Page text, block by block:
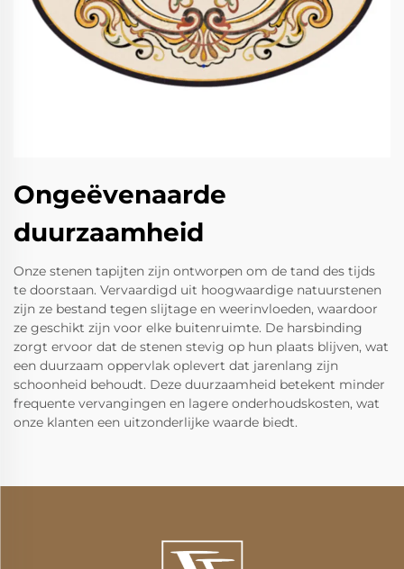
Ongeëvenaarde
duurzaamheid
Onze stenen tapijten zijn ontworpen om de tand des tijds
te doorstaan. Vervaardigd uit hoogwaardige natuurstenen
zijn ze bestand tegen slijtage en weerinvloeden, waardoor
ze geschikt zijn voor elke buitenruimte. De harsbinding
zorgt ervoor dat de stenen stevig op hun plaats blijven, wat
een duurzaam oppervlak oplevert dat jarenlang zijn
schoonheid behoudt. Deze duurzaamheid betekent minder
frequente vervangingen en lagere onderhoudskosten, wat
onze klanten een uitzonderlijke waarde biedt.